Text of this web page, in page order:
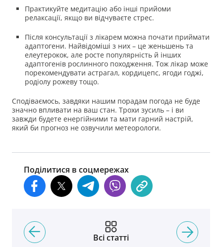
Практикуйте медитацію або інші прийоми
релаксації, якщо ви відчуваєте стрес.
Після консультації з лікарем можна почати приймати
адаптогени. Найвідоміші з них – це женьшень та
елеутерокок, але росте популярність й інших
адаптогенів рослинного походження. Тож лікар може
порекомендувати астрагал, кордицепс, ягоди годжі,
родіолу рожеву тощо.
Сподіваємось, завдяки нашим порадам погода не буде
значно впливати на ваш стан. Трохи зусиль – і ви
завжди будете енергійними та мати гарний настрій,
який би прогноз не озвучили метеорологи.
Поділитися в соцмережах
Всі статті